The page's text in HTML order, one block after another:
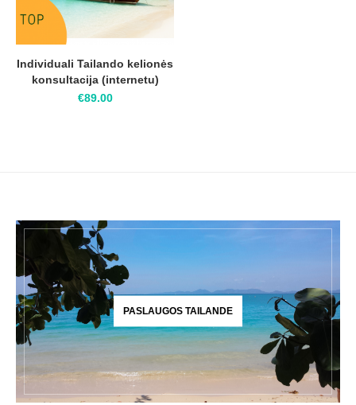
Individuali Tailando kelionės
konsultacija (internetu)
€89.00
PASLAUGOS TAILANDE